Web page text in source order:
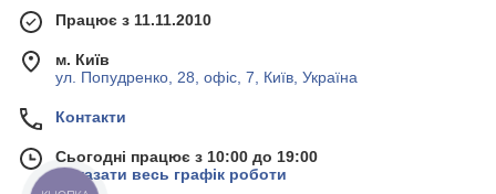
Працює з 11.11.2010
м. Київ
ул. Попудренко, 28, офіс, 7, Київ, Україна
Контакти
Сьогодні працює з 10:00 до 19:00
Показати весь графік роботи